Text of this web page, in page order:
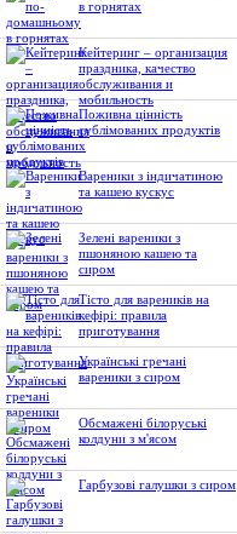
в горнятах
Кейтеринг – организация
праздника, качество
обслуживания и
мобильность
Поживна цінність
сублімованих продуктів
Вареники з індичатиною
та кашею кускус
Зелені вареники з
пшоняною кашею та
сиром
Тісто для вареників на
кефірі: правила
приготування
Українські гречані
вареники з сиром
Обсмажені білоруські
колдуни з м'ясом
Гарбузові галушки з сиром